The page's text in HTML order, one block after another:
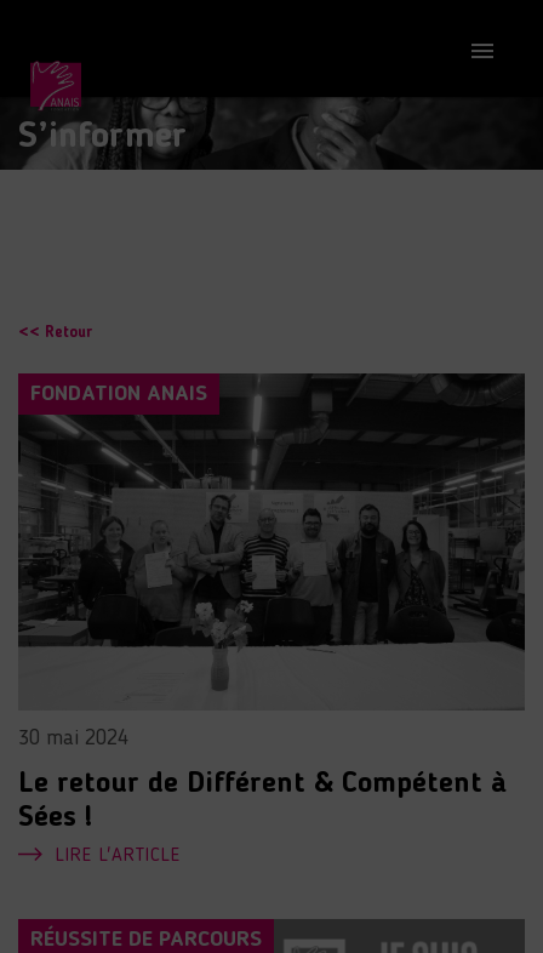

S’informer
<< Retour
FONDATION ANAIS
30 mai 2024
Le retour de Différent & Compétent à
Sées !
LIRE L'ARTICLE
RÉUSSITE DE PARCOURS